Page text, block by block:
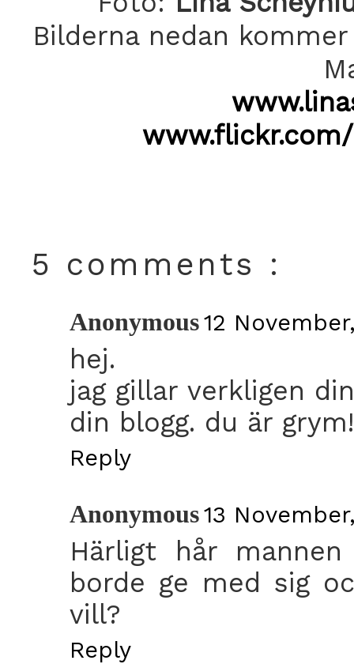
Bilderna nedan
5 comments :
Anonymous12
hej.
jag gillar verkligen
din blogg. du är grym!
Reply
Anonymous13
Härligt hår
borde ge med sig
vill?
Reply